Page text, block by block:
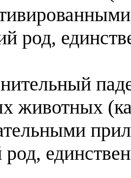
род,
животных
род,